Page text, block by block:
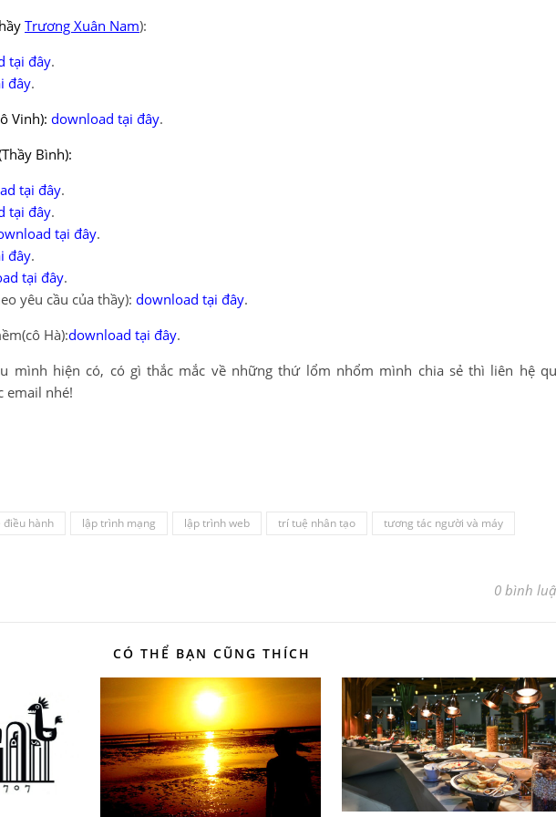
Trương Xuân Nam):
tại đây.
đây.
Vinh): download tại đây.
Bình):
tại đây.
tại đây.
tại đây.
đây.
tại đây.
yêu cầu của thầy): download tại đây.
Hà):download tại đây.
mình hiện có, có gì thắc mắc về những thứ lổm nhổm mình chia sẻ thì liên hệ
email nhé!
điều hành lập trình mạng lập trình web trí tuệ nhân tạo
tương tác người và máy
0 bình
CÓ THỂ BẠN CŨNG THÍCH